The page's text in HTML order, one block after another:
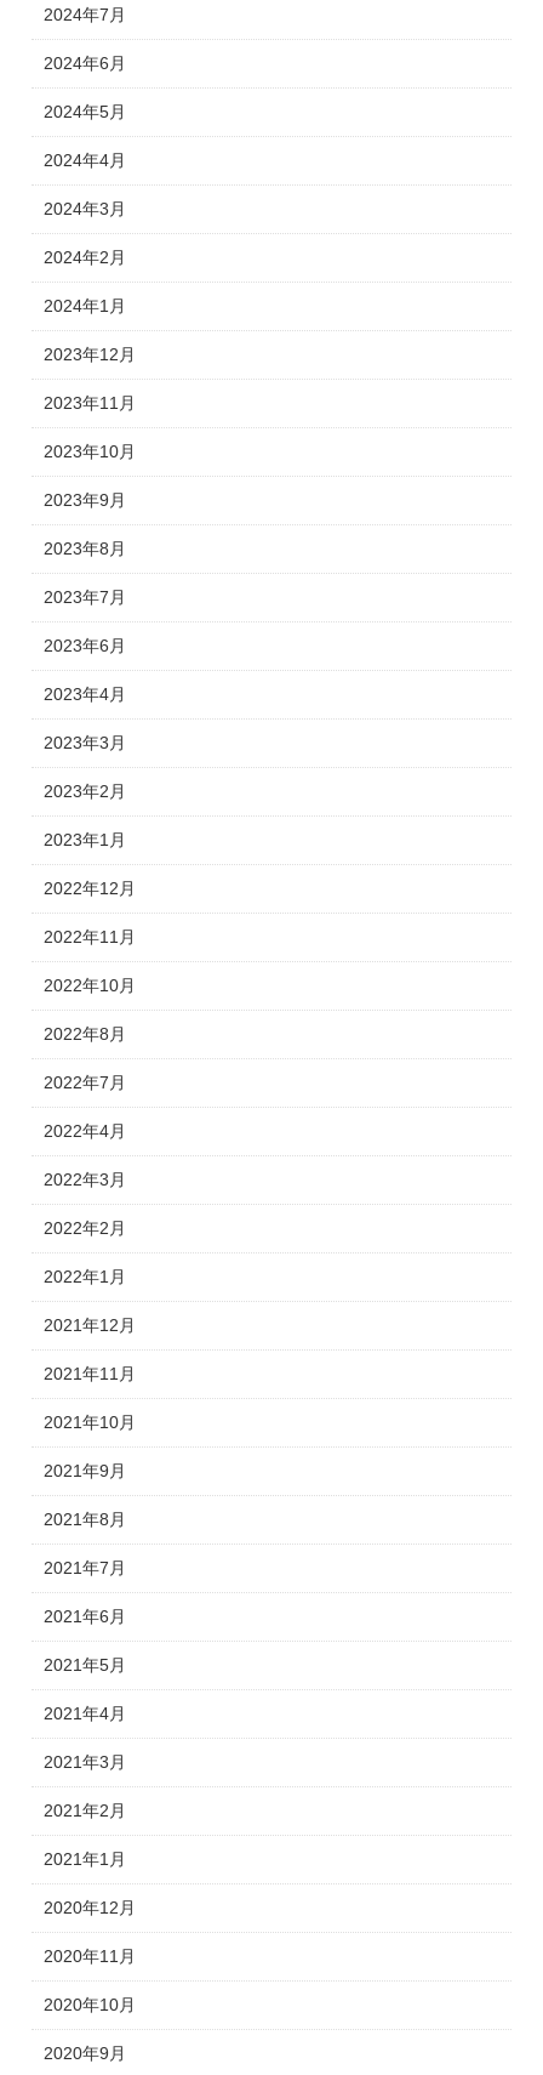
2024年7月
2024年6月
2024年5月
2024年4月
2024年3月
2024年2月
2024年1月
2023年12月
2023年11月
2023年10月
2023年9月
2023年8月
2023年7月
2023年6月
2023年4月
2023年3月
2023年2月
2023年1月
2022年12月
2022年11月
2022年10月
2022年8月
2022年7月
2022年4月
2022年3月
2022年2月
2022年1月
2021年12月
2021年11月
2021年10月
2021年9月
2021年8月
2021年7月
2021年6月
2021年5月
2021年4月
2021年3月
2021年2月
2021年1月
2020年12月
2020年11月
2020年10月
2020年9月